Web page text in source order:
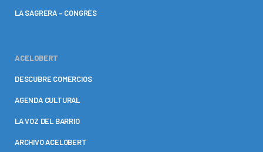
LA SAGRERA – CONGRÉS
ACELOBERT
DESCUBRE COMERCIOS
AGENDA CULTURAL
LA VOZ DEL BARRIO
ARCHIVO ACELOBERT